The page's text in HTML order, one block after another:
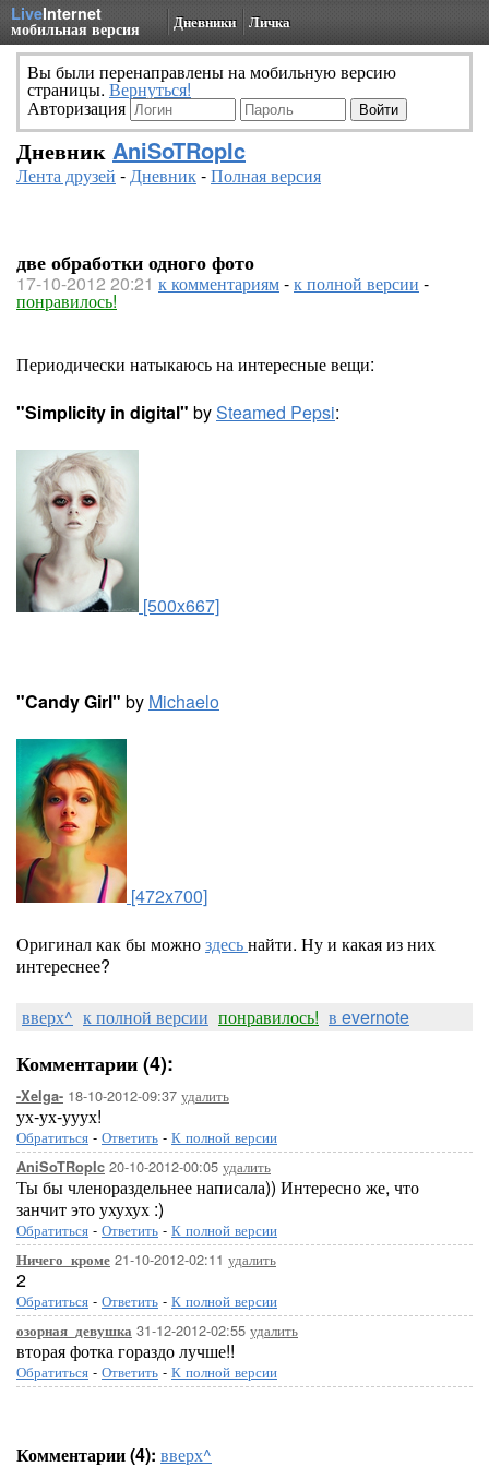
LiveInternet
мобильная версия Дневники Личка
Вы были перенаправлены на мобильную версию
страницы. Вернуться!
Авторизация
Дневник AniSoTRopIc
Лента друзей -Дневник-Полная версия
две обработки одного фото
17-10-2012 20:21 к комментариям-к полной версии -
понравилось!
Периодически натыкаюсь на интересные вещи:
"Simplicity in digital" bySteamed Pepsi:
[500x667]
"Candy Girl" by Michaelo
[472x700]
Оригинал как бы можноздесьнайти. Ну и какая из них
интереснее?
вверх^ к полной версии понравилось! в evernote
Комментарии (4):
-Xelga- 18-10-2012-09:37 удалить
ух-ух-ууух!
Обратиться - Ответить - К полной версии
AniSoTRopIc 20-10-2012-00:05 удалить
Ты бы членораздельнее написала)) Интересно же, что
занчит это ухухух :)
Обратиться - Ответить - К полной версии
Ничего_кроме 21-10-2012-02:11 удалить
2
Обратиться - Ответить - К полной версии
озорная_девушка 31-12-2012-02:55 удалить
вторая фотка гораздо лучше!!
Обратиться - Ответить - К полной версии
Комментарии (4): вверх^